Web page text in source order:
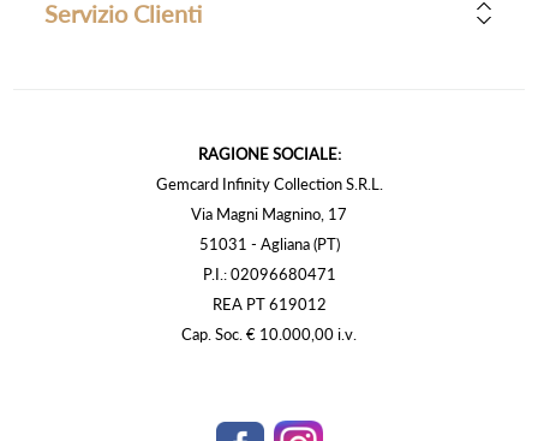
Servizio Clienti
RAGIONE SOCIALE:
Gemcard Infinity Collection S.R.L.
Via Magni Magnino, 17
51031 - Agliana (PT)
P.I.: 02096680471
REA PT 619012
Cap. Soc. € 10.000,00 i.v.